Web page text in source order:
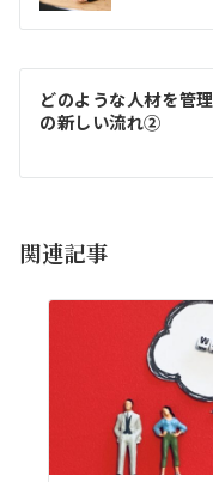
ナ
ビ
ゲ
シ
ン
どのような人材を管
の新しい流れ②
関連記事